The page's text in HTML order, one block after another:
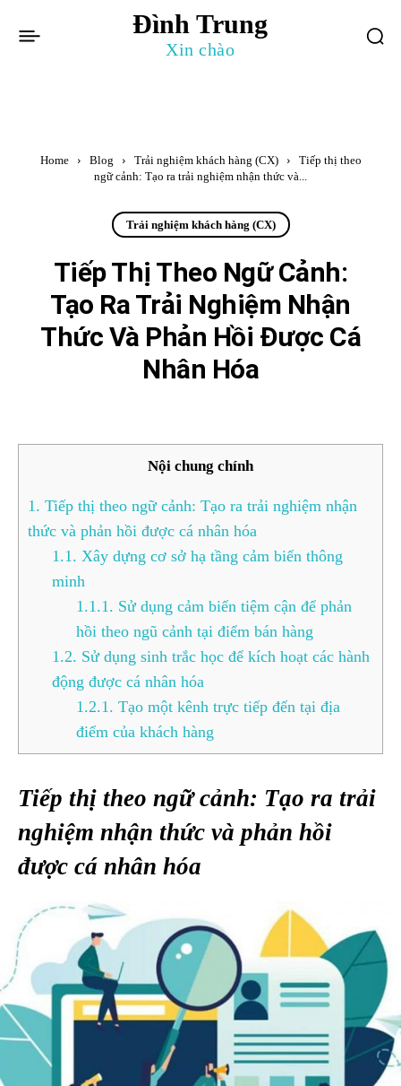
Đình Trung
Xin chào
Home Blog Trải nghiệm khách hàng (CX)
Tiếp thị theo
ngữ cảnh: Tạo ra trải nghiệm nhận thức và...
Trải nghiệm khách hàng (CX)
Tiếp Thị Theo Ngữ Cảnh:
Tạo Ra Trải Nghiệm Nhận
Thức Và Phản Hồi Được Cá
Nhân Hóa
Nội chung chính
1. Tiếp thị theo ngữ cảnh: Tạo ra trải nghiệm nhận
thức và phản hồi được cá nhân hóa
1.1. Xây dựng cơ sở hạ tầng cảm biến thông
minh
1.1.1. Sử dụng cảm biến tiệm cận để phản
hồi theo ngũ cảnh tại điểm bán hàng
1.2. Sử dụng sinh trắc học để kích hoạt các hành
động được cá nhân hóa
1.2.1. Tạo một kênh trực tiếp đến tại địa
điểm của khách hàng
Tiếp thị theo ngữ cảnh: Tạo ra trải
nghiệm nhận thức và phản hồi
được cá nhân hóa